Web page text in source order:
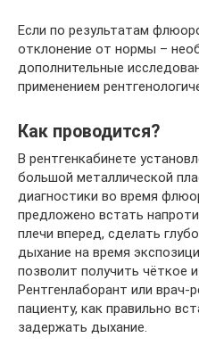
Если по результатам
отклонение от нормы –
дополнительные
применением
Как проводится?
В рентгенкабинете
большой металлической
диагностики во время
предложено встать
плечи вперед, сделать
дыхание на время
позволит получить чёткое
Рентгенлаборант или врач-
пациенту, как правильно
задержать дыхание.